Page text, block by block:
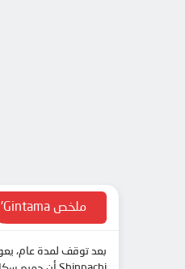
الحلقة 25
الحلقة 26
الحلقة 27
ملخص Gintama'